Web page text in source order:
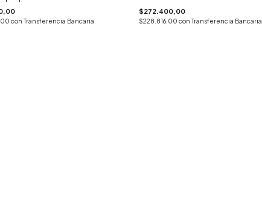
con Transferencia Bancaria
$272.400,00
$228.816,00 con Transferencia Bancaria